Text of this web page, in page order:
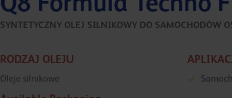
SYNTETYCZNY OLEJ SILNIKOWY DO SAMOCHODÓW
RODZAJ OLEJU
Oleje silnikowe